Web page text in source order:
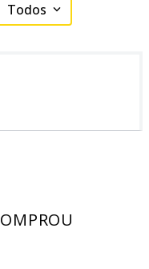
Todos